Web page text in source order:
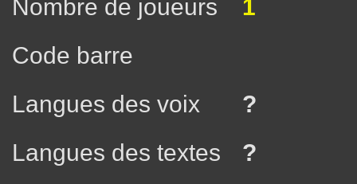
Nombre de joueurs
1
Code barre
Langues des voix
?
Langues des textes
?